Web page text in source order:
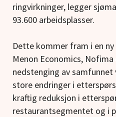
ringvirkninger, legger
93.600 arbeidsplasser.
Dette kommer fram i en
Menon Economics,
nedstenging av
store endringer i
kraftig reduksjon i
restaurantsegmentet og i